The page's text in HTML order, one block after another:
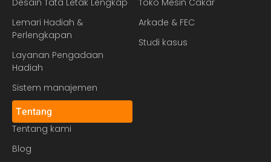
Desain Tata Letak Lengkap
Lemari Hadiah &
Perlengkapan
Layanan Pengadaan
Hadiah
Sistem manajemen
Toko Mesin Cakar
Arkade & FEC
Studi kasus
Tentang
Tentang kami
Blog